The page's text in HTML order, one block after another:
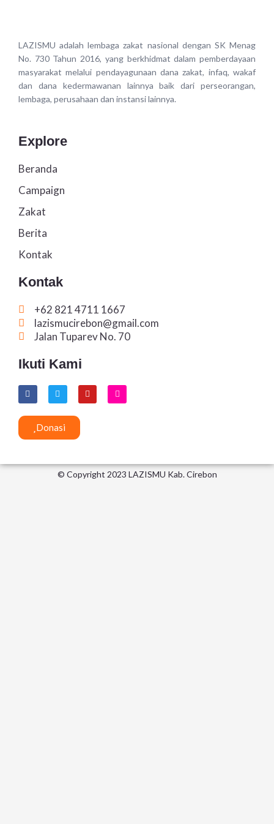
LAZISMU adalah lembaga zakat nasional dengan SK Menag
No. 730 Tahun 2016, yang berkhidmat dalam pemberdayaan
masyarakat melalui pendayagunaan dana zakat, infaq, wakaf
dan dana kedermawanan lainnya baik dari perseorangan,
lembaga, perusahaan dan instansi lainnya.
Explore
Beranda
Campaign
Zakat
Berita
Kontak
Kontak
+62 821 4711 1667
lazismucirebon@gmail.com
Jalan Tuparev No. 70
Ikuti Kami
F
a
c
e
o
T
w
i
t
e
r
Y
o
u
I
n
s
Donasi
© Copyright 2023 LAZISMU Kab. Cirebon